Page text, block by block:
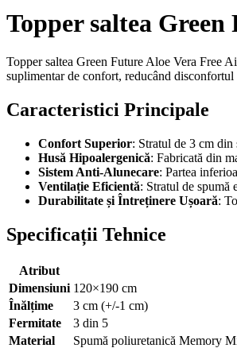
Topper saltea
Topper saltea Green Future Aloe Vera Free
suplimentar de confort, reducând
Caracteristici Principale
Confort Superior: Stratul de 3 cm
Husă Hipoalergenică: Fabricată din
Sistem Anti-Alunecare: Partea
Ventilație Eficientă: Stratul de spumă
Durabilitate și Întreținere Ușoară:
Specificații Tehnice
Atribut
Dimensiuni 120×190 cm
Înălțime
3 cm (+/-1 cm)
Fermitate
3 din 5
Material
Spumă poliuretanică Memory